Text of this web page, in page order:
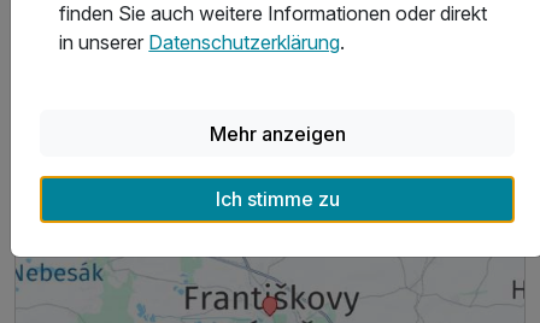
Bitte beachten Sie, dass am Wochenende keine
Hoteladresse
finden Sie auch weitere Informationen oder direkt
in unserer Datenschutzerklärung.
Mehr anzeigen
Ich stimme zu